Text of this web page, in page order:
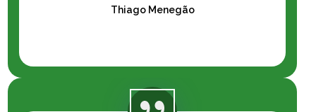
Thiago Menegão